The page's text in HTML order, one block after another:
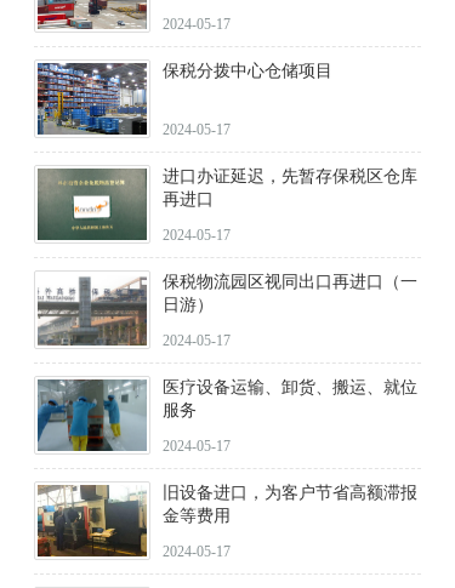
2024-05-17
保税分拨中心仓储项目
2024-05-17
进口办证延迟，先暂存保税区仓库
再进口
2024-05-17
保税物流园区视同出口再进口（一
日游）
2024-05-17
医疗设备运输、卸货、搬运、就位
服务
2024-05-17
旧设备进口，为客户节省高额滞报
金等费用
2024-05-17